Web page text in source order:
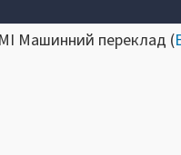
Машинний переклад (